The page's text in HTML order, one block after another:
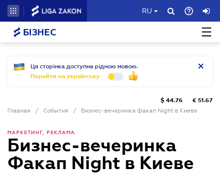
RU
БІЗНЕС
Ця сторінка доступна рідною мовою.
Перейти на українську
Главная / События / Бизнес-вечеринка Факап Night в Киеве
$ 44.76 € 51.67
МАРКЕТИНГ, РЕКЛАМА
Бизнес-вечеринка
Факап Night в Киеве